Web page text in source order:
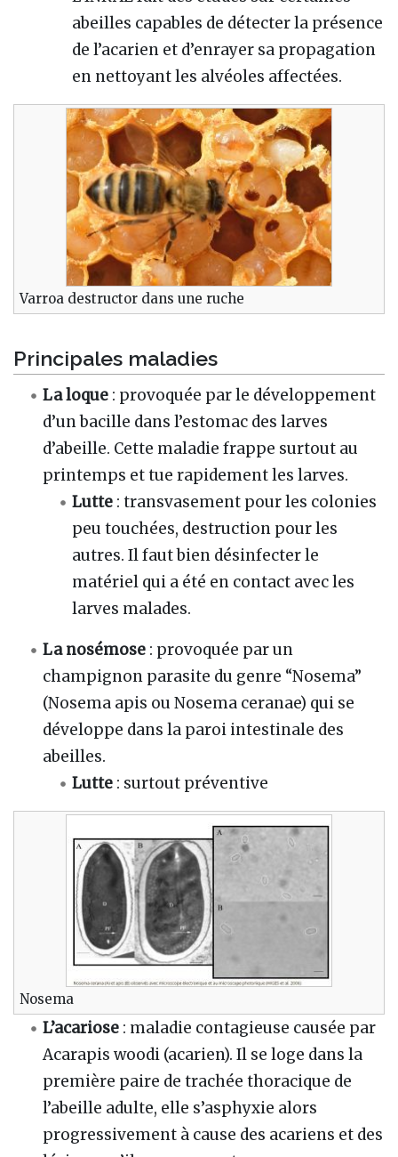
abeilles capables de détecter la présence
de l’acarien et d’enrayer sa propagation
en nettoyant les alvéoles affectées.
Varroa destructor dans une ruche
Principales maladies
La loque : provoquée par le développement
d’un bacille dans l’estomac des larves
d’abeille. Cette maladie frappe surtout au
printemps et tue rapidement les larves.
Lutte : transvasement pour les colonies
peu touchées, destruction pour les
autres. Il faut bien désinfecter le
matériel qui a été en contact avec les
larves malades.
La nosémose : provoquée par un
champignon parasite du genre “Nosema”
(Nosema apis ou Nosema ceranae) qui se
développe dans la paroi intestinale des
abeilles.
Lutte : surtout préventive
Nosema
L’acariose : maladie contagieuse causée par
Acarapis woodi (acarien). Il se loge dans la
première paire de trachée thoracique de
l’abeille adulte, elle s’asphyxie alors
progressivement à cause des acariens et des